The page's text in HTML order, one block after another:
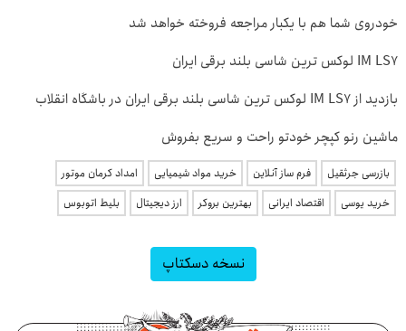
خودروی شما هم با یکبار مراجعه فروخته خواهد شد
IM LS7 لوکس ترین شاسی بلند برقی ایران
بازدید از IM LS7 لوکس ترین شاسی بلند برقی ایران در باشگاه انقلاب
ماشین رنو کپچر خودتو راحت و سریع بفروش
بازرسی جرثقیل فرم ساز آنلاین خرید مواد شیمیایی
امداد کرمان موتور
خرید یوسی
اقتصاد ایرانی بهترین بروکر ارز دیجیتال بلیط اتوبوس
نسخه دسکتاپ